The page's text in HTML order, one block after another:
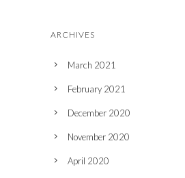
ARCHIVES
March 2021
February 2021
December 2020
November 2020
April 2020